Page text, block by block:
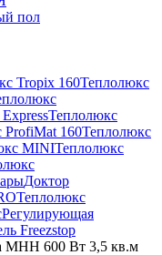
пол
Tropix 160Теплолюкс
Теплолюкс
ProfiMat 160Теплолюкс
MINIТеплолюкс
Доктор
Теплолюкс
Регулирующая
Freezstop
МНН 600 Вт 3,5 кв.м